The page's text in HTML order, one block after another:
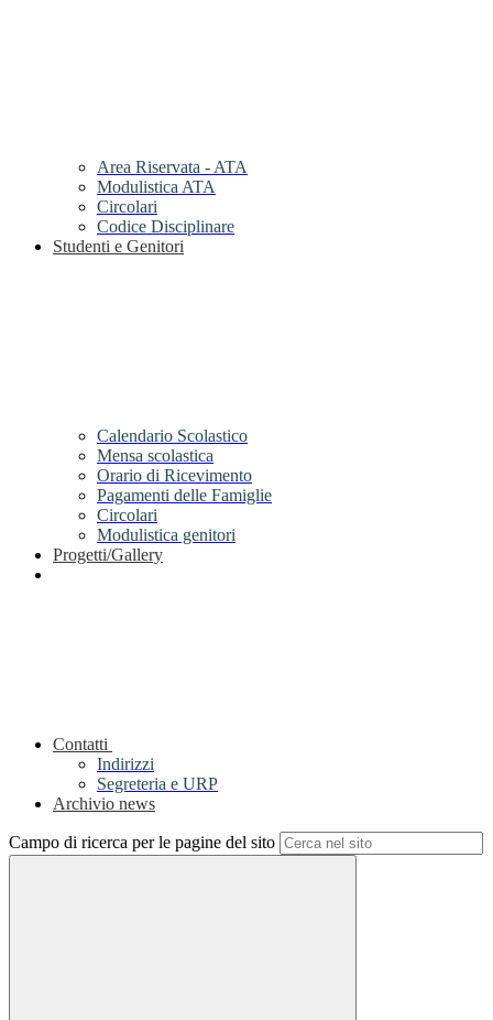
Area Riservata - ATA
Modulistica ATA
Circolari
Codice Disciplinare
Studenti e Genitori
Calendario Scolastico
Mensa scolastica
Orario di Ricevimento
Pagamenti delle Famiglie
Circolari
Modulistica genitori
Progetti/Gallery
Contatti
Indirizzi
Segreteria e URP
Archivio news
Campo di ricerca per le pagine del sito